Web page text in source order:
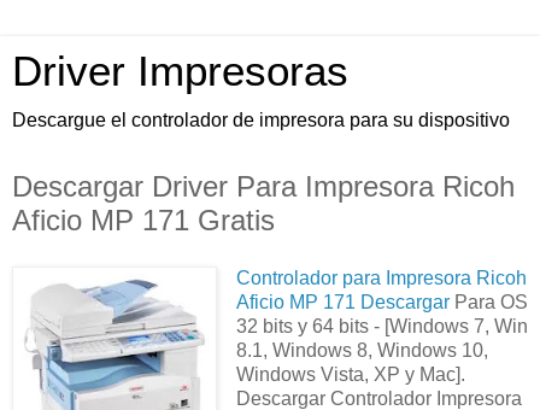
Driver Impresoras
Descargue el controlador de impresora para su dispositivo
Descargar Driver Para Impresora Ricoh
Aficio MP 171 Gratis
Controlador para Impresora Ricoh
Aficio MP 171 DescargarPara OS
32 bits y 64 bits - [Windows 7, Win
8.1, Windows 8, Windows 10,
Windows Vista, XP y Mac].
Descargar Controlador Impresora